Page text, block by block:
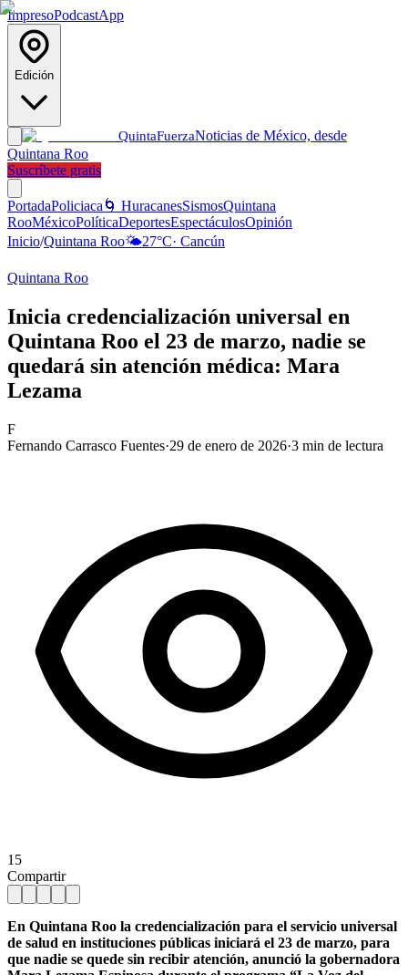
ImpresoPodcastApp
Edición
QuintaFuerzaNoticias de México, desde
Quintana Roo
Suscríbete gratis
PortadaPoliciaca 🌀 HuracanesSismosQuintana
RooMéxicoPolíticaDeportesEspectáculosOpinión
Inicio/Quintana Roo🌤️27°C· Cancún
Quintana Roo
Inicia credencialización universal en
Quintana Roo el 23 de marzo, nadie se
quedará sin atención médica: Mara
Lezama
F
Fernando Carrasco Fuentes·29 de enero de 2026·3 min de lectura
15
Compartir
En Quintana Roo la credencialización para el servicio universal
de salud en instituciones públicas iniciará el 23 de marzo, para
que nadie se quede sin recibir atención, anunció la gobernadora